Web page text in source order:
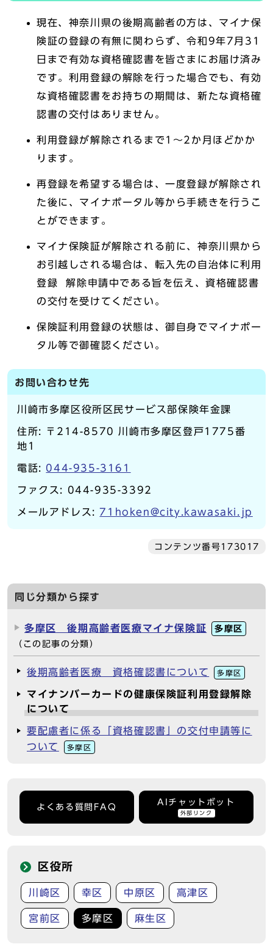
現在、神奈川県の後期高齢者の方は、マイナ保
険証の登録の有無に関わらず、令和9年7月31
日まで有効な資格確認書を皆さまにお届け済み
です。利用登録の解除を行った場合でも、有効
な資格確認書をお持ちの期間は、新たな資格確
認書の交付はありません。
利用登録が解除されるまで1～2か月ほどかか
ります。
再登録を希望する場合は、一度登録が解除され
た後に、マイナポータル等から手続きを行うこ
とができます。
マイナ保険証が解除される前に、神奈川県から
お引越しされる場合は、転入先の自治体に利用
登録 解除申請中である旨を伝え、資格確認書
の交付を受けてください。
保険証利用登録の状態は、御自身でマイナポー
タル等で御確認ください。
お問い合わせ先
川崎市多摩区役所区民サービス部保険年金課
住所: 〒214-8570 川崎市多摩区登戸1775番
地1
電話: 044-935-3161
ファクス: 044-935-3392
メールアドレス:71hoken@city.kawasaki.jp
コンテンツ番号173017
同じ分類から探す
多摩区 後期高齢者医療マイナ保険証
多摩区
（この記事の分類）
後期高齢者医療 資格確認書について 多摩区
マイナンバーカードの健康保険証利用登録解除
について
要配慮者に係る「資格確認書」の交付申請等に
ついて
多摩区
よくある質問FAQ
AIチャットボット
外部リンク
区役所
川崎区 幸区 中原区 高津区
宮前区 多摩区 麻生区